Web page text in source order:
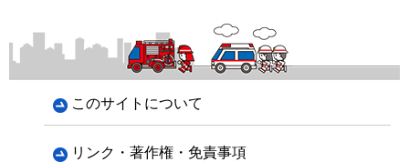
このサイトについて
リンク・著作権・免責事項